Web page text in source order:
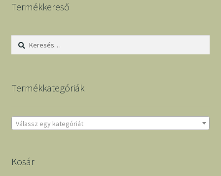
Termékkereső
Keresés:
Termékkategóriák
Válassz egy kategóriát
Kosár